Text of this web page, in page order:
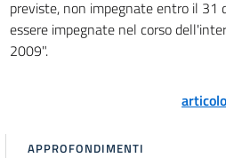
previste, non impegnate entro il 31
essere impegnate nel corso
2009".
APPROFONDIMENTI